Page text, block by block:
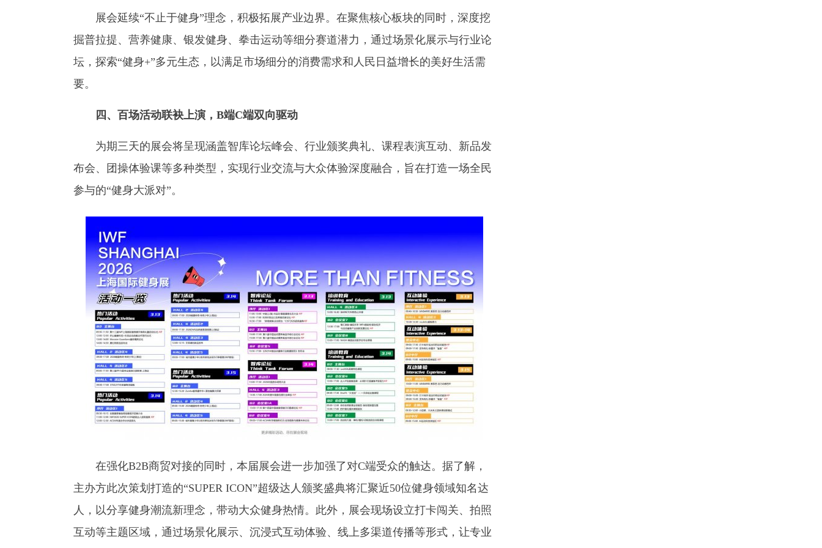
展会延续“不止于健身”理念，积极拓展产业边界。在聚焦核心板块的同时，深度挖
掘普拉提、营养健康、银发健身、拳击运动等细分赛道潜力，通过场景化展示与行业论
坛，探索“健身+”多元生态，以满足市场细分的消费需求和人民日益增长的美好生活需
要。
四、百场活动联袂上演，B端C端双向驱动
为期三天的展会将呈现涵盖智库论坛峰会、行业颁奖典礼、课程表演互动、新品发
布会、团操体验课等多种类型，实现行业交流与大众体验深度融合，旨在打造一场全民
参与的“健身大派对”。
在强化B2B商贸对接的同时，本届展会进一步加强了对C端受众的触达。据了解，
主办方此次策划打造的“SUPER ICON”超级达人颁奖盛典将汇聚近50位健身领域知名达
人，以分享健身潮流新理念，带动大众健身热情。此外，展会现场设立打卡闯关、拍照
互动等主题区域，通过场景化展示、沉浸式互动体验、线上多渠道传播等形式，让专业